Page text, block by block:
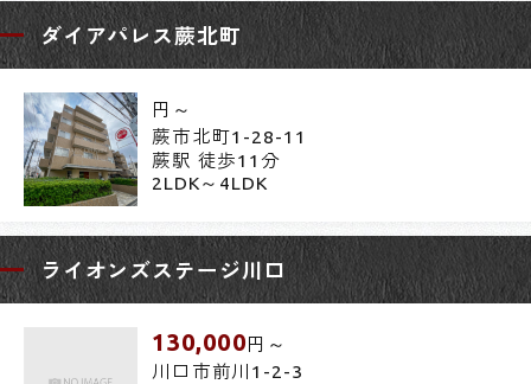
ダイアパレス蕨北町
円～
蕨市北町1-28-11
蕨駅 徒歩11分
2LDK～4LDK
ライオンズステージ川口
130,000 円～
川口市前川1-2-3